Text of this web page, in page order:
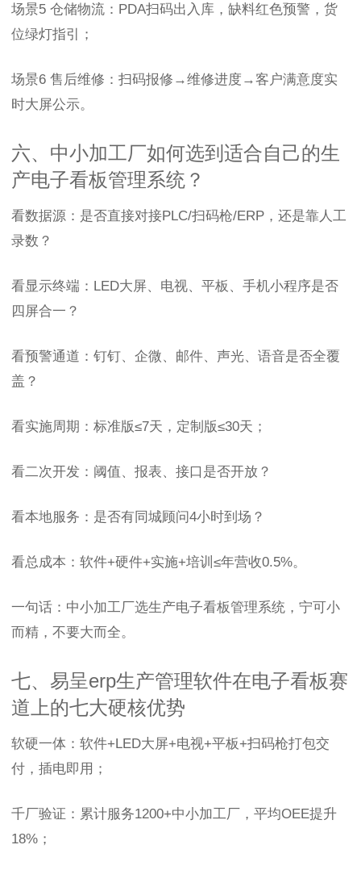
场景5 仓储物流：PDA扫码出入库，缺料红色预警，货
位绿灯指引；
场景6 售后维修：扫码报修→维修进度→客户满意度实
时大屏公示。
六、中小加工厂如何选到适合自己的生
产电子看板管理系统？
看数据源：是否直接对接PLC/扫码枪/ERP，还是靠人工
录数？
看显示终端：LED大屏、电视、平板、手机小程序是否
四屏合一？
看预警通道：钉钉、企微、邮件、声光、语音是否全覆
盖？
看实施周期：标准版≤7天，定制版≤30天；
看二次开发：阈值、报表、接口是否开放？
看本地服务：是否有同城顾问4小时到场？
看总成本：软件+硬件+实施+培训≤年营收0.5%。
一句话：中小加工厂选生产电子看板管理系统，宁可小
而精，不要大而全。
七、易呈erp生产管理软件在电子看板赛
道上的七大硬核优势
软硬一体：软件+LED大屏+电视+平板+扫码枪打包交
付，插电即用；
千厂验证：累计服务1200+中小加工厂，平均OEE提升
18%；